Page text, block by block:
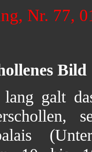
Nr. 77,
lang galt